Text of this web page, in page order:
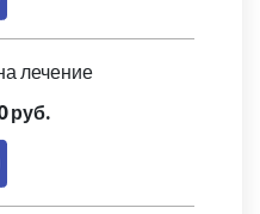
лечение
руб.